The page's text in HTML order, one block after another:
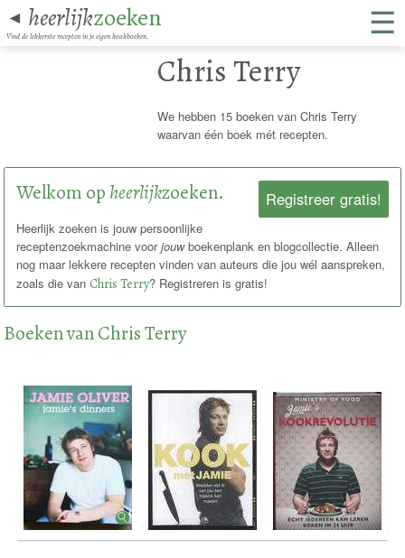
◄ heerlijkzoeken
Vind de lekkerste recepten in je eigen kookboeken. ☰
Chris Terry
We hebben 15 boeken van Chris Terry
waarvan één boek mét recepten.
Registreer gratis!
Welkom op heerlijkzoeken.
Heerlijk zoeken is jouw persoonlijke
receptenzoekmachine voorjouwboekenplank en blogcollectie. Alleen
nog maar lekkere recepten vinden van auteurs die jou wél aanspreken,
zoals die vanChris Terry? Registreren is gratis!
Boeken van Chris Terry